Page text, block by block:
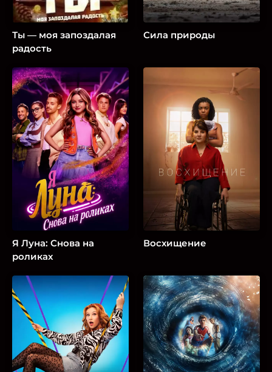
Ты — моя запоздалая
радость
Сила природы
Я Луна: Снова на
роликах
Восхищение